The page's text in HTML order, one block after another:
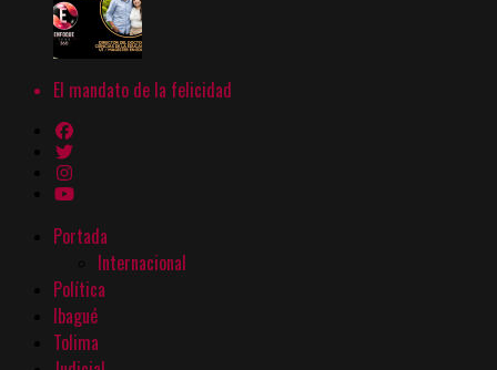
El mandato de la felicidad
Portada
Internacional
Política
Ibagué
Tolima